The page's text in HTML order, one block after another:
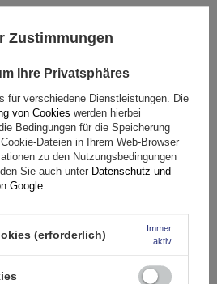
schreiben
Ihre Note:
5/5
Zustimmungen
Ihre Privatsphäres
für verschiedene Dienstleistungen. Die
von Cookies werden hierbei
Bedingungen für die Speicherung
Dateien in Ihrem Web-Browser
zu den Nutzungsbedingungen
Sie auch unter Datenschutz und
Google.
(erforderlich)
Immer
aktiv